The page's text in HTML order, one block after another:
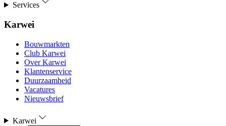
Services
Karwei
Bouwmarkten
Club Karwei
Over Karwei
Klantenservice
Duurzaamheid
Vacatures
Nieuwsbrief
Karwei